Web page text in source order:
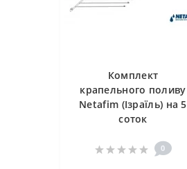
Комплект
крапельного поливу
Netafim (Ізраїль) на 5
соток
0